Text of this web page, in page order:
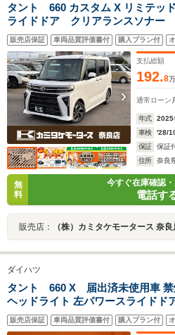
タント 660 カスタム X リミテ
ライドドア クリアランスソナー
トロール 衝突被害軽減システ
ヘッドランプ スマートキー アイ
販売店保証 車両品質評価書付 購入プラン付
支払総額
192.8
通常ローン
年式 2025
車検
'28/
保証
保証
住所
奈良
無
料
今すぐ在庫確認
電話す
販売店： （株）カミタケモータース 奈良
ダイハツ
タント 660 X 届出済未使用車 禁
ヘッドライト 左パワースライドド
ュスタート アイドリングストップ
キホールド ステアリングスイッチ
販売店保証 車両品質評価書付 購入プラン付